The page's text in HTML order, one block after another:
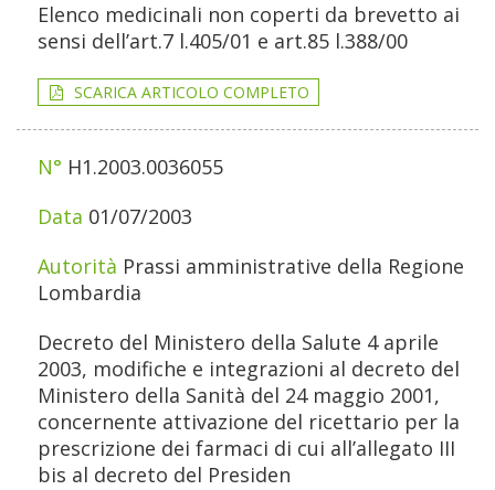
Elenco medicinali non coperti da brevetto ai
sensi dell’art.7 l.405/01 e art.85 l.388/00
SCARICA ARTICOLO COMPLETO
H1.2003.0036055
01/07/2003
Prassi amministrative della Regione
Lombardia
Decreto del Ministero della Salute 4 aprile
2003, modifiche e integrazioni al decreto del
Ministero della Sanità del 24 maggio 2001,
concernente attivazione del ricettario per la
prescrizione dei farmaci di cui all’allegato III
bis al decreto del Presiden